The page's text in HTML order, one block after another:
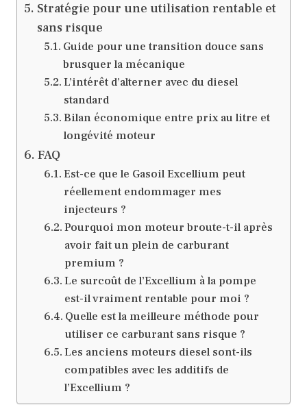
Stratégie pour une utilisation rentable et
sans risque
Guide pour une transition douce sans
brusquer la mécanique
L’intérêt d’alterner avec du diesel
standard
Bilan économique entre prix au litre et
longévité moteur
FAQ
Est-ce que le Gasoil Excellium peut
réellement endommager mes
injecteurs ?
Pourquoi mon moteur broute-t-il après
avoir fait un plein de carburant
premium ?
Le surcoût de l’Excellium à la pompe
est-il vraiment rentable pour moi ?
Quelle est la meilleure méthode pour
utiliser ce carburant sans risque ?
Les anciens moteurs diesel sont-ils
compatibles avec les additifs de
l’Excellium ?